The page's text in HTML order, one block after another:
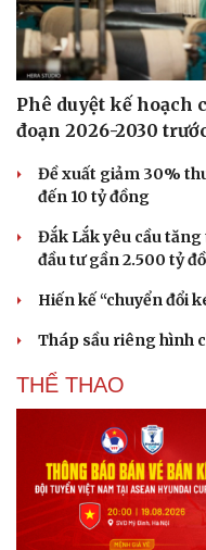
Phê duyệt kế hoạch
đoạn 2026-2030
Đề xuất giảm 30%
đến 10 tỷ đồng
Đắk Lắk yêu cầu
đầu tư gần 2.500 tỷ
Hiến kế “chuyển đổi
Tháp sầu riêng hình
THỂ THAO